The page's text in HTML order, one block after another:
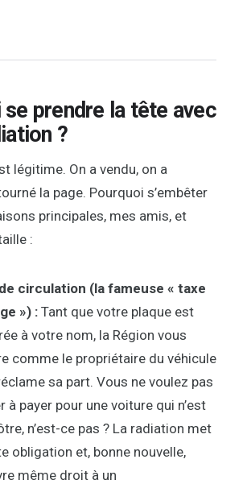
se prendre la tête avec
?
légitime. On a vendu, on a
la page. Pourquoi s’embêter
principales, mes amis, et
:
circulation (la fameuse « taxe
») :Tant que votre plaque est
à votre nom, la Région vous
comme le propriétaire du véhicule
sa part. Vous ne voulez pas
à payer pour une voiture qui n’est
n’est-ce pas ? La radiation met
obligation et, bonne nouvelle,
même droit à un